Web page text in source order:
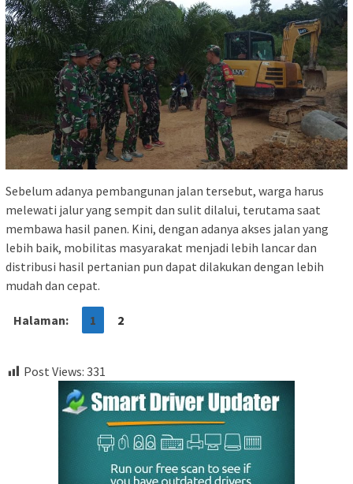
Sebelum adanya pembangunan jalan tersebut, warga harus
melewati jalur yang sempit dan sulit dilalui, terutama saat
membawa hasil panen. Kini, dengan adanya akses jalan yang
lebih baik, mobilitas masyarakat menjadi lebih lancar dan
distribusi hasil pertanian pun dapat dilakukan dengan lebih
mudah dan cepat.
Halaman: 1 2
Post Views: 331